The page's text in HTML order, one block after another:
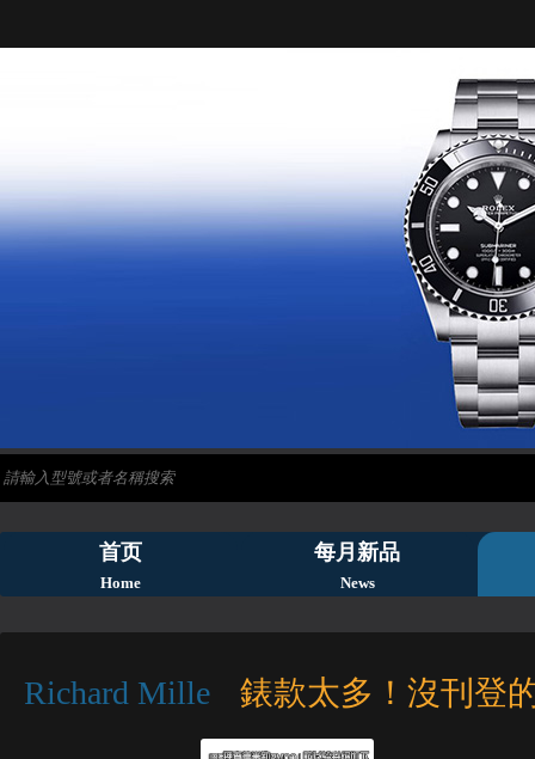
首页
Home
每月新品
News
Richard Mille 錶款太多！沒刊登